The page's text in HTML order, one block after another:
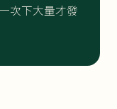
次下大量才發